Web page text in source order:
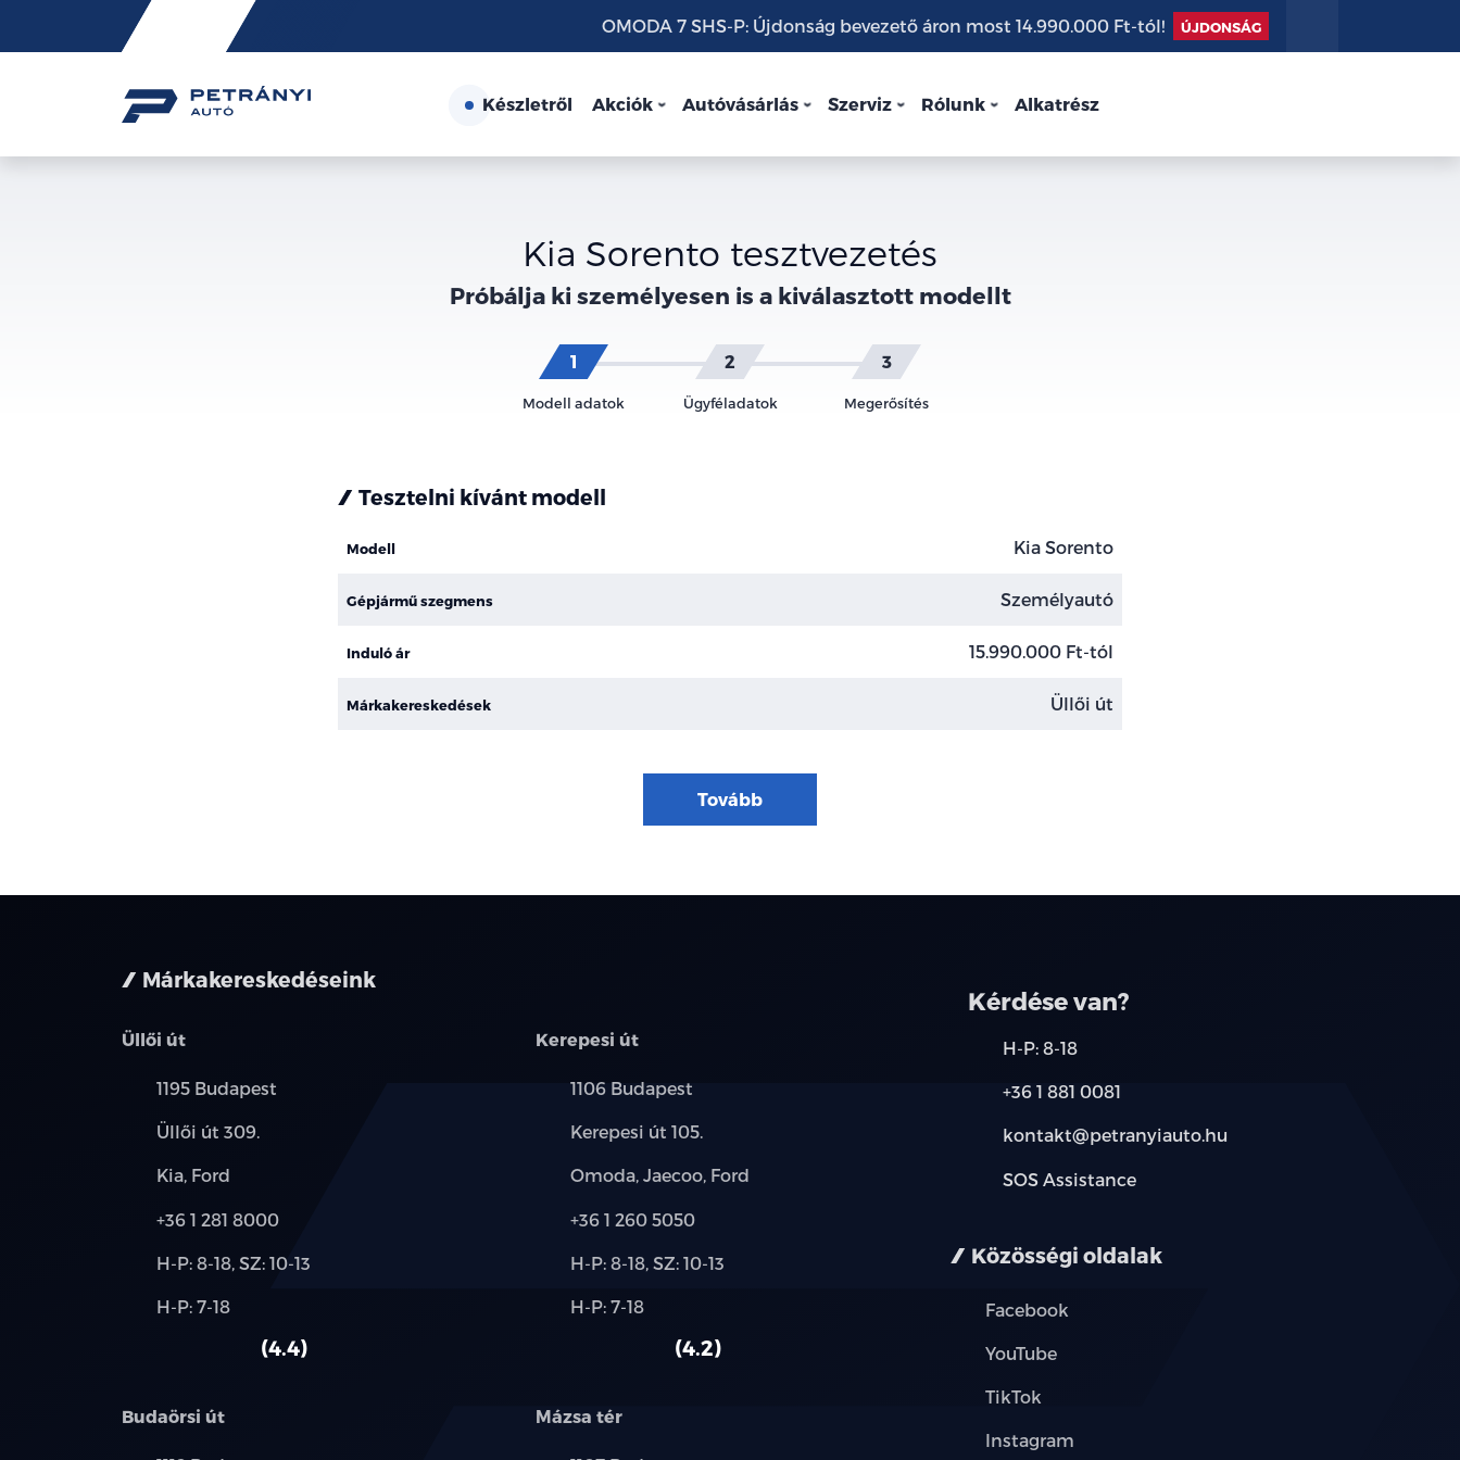
Friss
hírek
OMODA 7 SHS-P: Újdonság bevezető áron most 14.990.000 Ft-tól! ÚJDONSÁG
Készletről Akciók Autóvásárlás Szerviz Rólunk Alkatrész
Kia Sorento tesztvezetés
Próbálja ki személyesen is a kiválasztott modellt
Modell adatok Ügyféladatok Megerősítés
Tesztelni kívánt modell
Modell Kia Sorento
Gépjármű szegmens Személyautó
Induló ár 15.990.000 Ft-tól
Márkakereskedések Üllői út
Tovább
Márkakereskedéseink
Üllői út
Település:
1195 Budapest
Cím:
Üllői út 309.
Márkák:
Kia, Ford
Telefon:
+36 1 281 8000
Új-
használt
H-P: 8-18, SZ: 10-13
Alkatrész,
H-P: 7-18
4.4
Kerepesi út
Település:
1106 Budapest
Cím:
Kerepesi út 105.
Márkák:
Omoda, Jaecoo, Ford
Telefon:
+36 1 260 5050
Új-
használt
H-P: 8-18, SZ: 10-13
Alkatrész,
H-P: 7-18
4.2
Budaörsi út Mázsa tér
Kérdése van?
H-P: 8-18
+36 1 881 0081
kontakt@petranyiauto.hu
SOS Assistance
Közösségi oldalak
Facebook
YouTube
TikTok
Instagram